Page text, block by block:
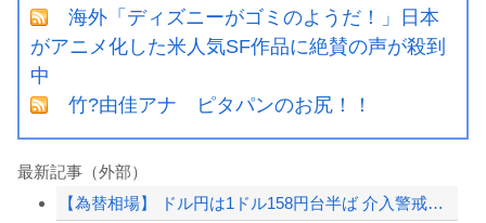
海外「ディズニーがゴミのようだ！」日本
がアニメ化した米人気SF作品に絶賛の声が殺到
中
竹?由佳アナ ピタパンのお尻！！
最新記事（外部）
【為替相場】 ドル円は1ドル158円台半ば 介入警戒をしつつ円売りが続行